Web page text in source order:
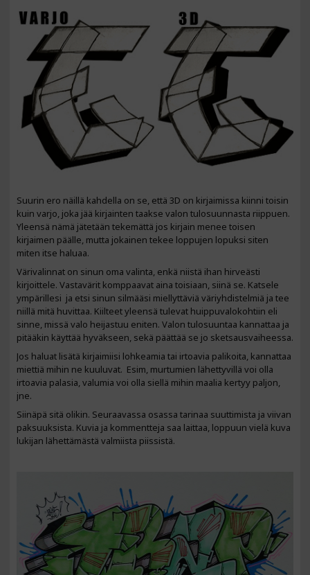
Suurin ero näillä kahdella on se, että 3D on kirjaimissa kiinni toisin
kuin varjo, joka jää kirjainten taakse valon tulosuunnasta riippuen.
Yleensä nämä jätetään tekemättä jos kirjain menee toisen
kirjaimen päälle, mutta jokainen tekee loppujen lopuksi siten
miten itse haluaa.
Värivalinnat on sinun oma valinta, enkä niistä ihan hirveästi
kirjoittele. Vastavärit komppaavat aina toisiaan, siinä se. Katsele
ympärillesi ja etsi sinun silmääsi miellyttäviä väriyhdistelmiä ja tee
niillä mitä huvittaa. Kiilteet yleensä tulevat huippuvalokohtiin eli
sinne, missä valo heijastuu eniten. Valon tulosuuntaa kannattaa ja
pitääkin käyttää hyväkseen, sekä päättää se jo sketsausvaiheessa.
Jos haluat lisätä kirjaimiisi lohkeamia tai irtoavia palikoita, kannattaa
miettiä mihin ne kuuluvat. Esim, murtumien lähettyvillä voi olla
irtoavia palasia, valumia voi olla siellä mihin maalia kertyy paljon,
jne.
Siinäpä sitä olikin. Seuraavassa osassa tarinaa suuttimista ja viivan
paksuuksista. Kuvia ja kommentteja saa laittaa, loppuun vielä kuva
lukijan lähettämästä valmiista piissistä.